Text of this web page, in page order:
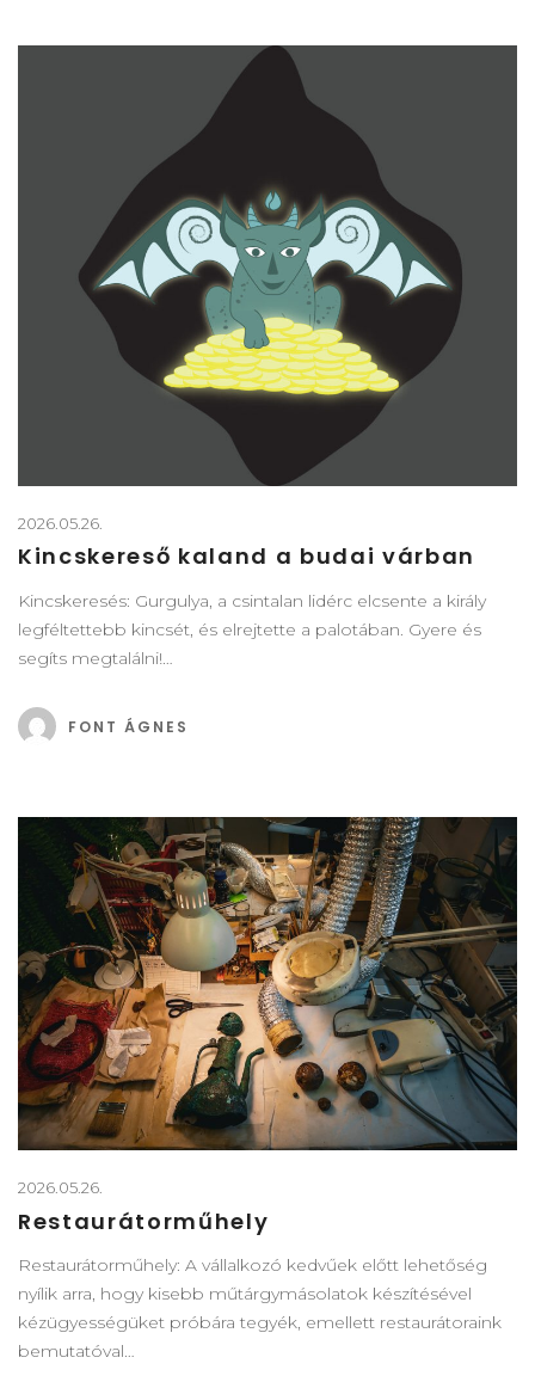
2026.05.26.
Kincskereső kaland a budai várban
Kincskeresés: Gurgulya, a csintalan lidérc elcsente a király
legféltettebb kincsét, és elrejtette a palotában. Gyere és
segíts megtalálni!…
FONT ÁGNES
2026.05.26.
Restaurátorműhely
Restaurátorműhely: A vállalkozó kedvűek előtt lehetőség
nyílik arra, hogy kisebb műtárgymásolatok készítésével
kézügyességüket próbára tegyék, emellett restaurátoraink
bemutatóval…